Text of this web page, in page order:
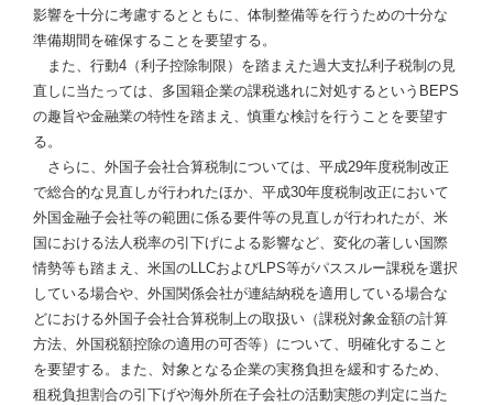
影響を十分に考慮するとともに、体制整備等を行うための十分な
準備期間を確保することを要望する。
また、行動4（利子控除制限）を踏まえた過大支払利子税制の見
直しに当たっては、多国籍企業の課税逃れに対処するというBEPS
の趣旨や金融業の特性を踏まえ、慎重な検討を行うことを要望す
る。
さらに、外国子会社合算税制については、平成29年度税制改正
で総合的な見直しが行われたほか、平成30年度税制改正において
外国金融子会社等の範囲に係る要件等の見直しが行われたが、米
国における法人税率の引下げによる影響など、変化の著しい国際
情勢等も踏まえ、米国のLLCおよびLPS等がパススルー課税を選択
している場合や、外国関係会社が連結納税を適用している場合な
どにおける外国子会社合算税制上の取扱い（課税対象金額の計算
方法、外国税額控除の適用の可否等）について、明確化すること
を要望する。また、対象となる企業の実務負担を緩和するため、
租税負担割合の引下げや海外所在子会社の活動実態の判定に当た